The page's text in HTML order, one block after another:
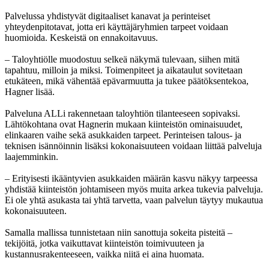
Palvelussa yhdistyvät digitaaliset kanavat ja perinteiset
yhteydenpitotavat, jotta eri käyttäjäryhmien tarpeet voidaan
huomioida. Keskeistä on ennakoitavuus.
– Taloyhtiölle muodostuu selkeä näkymä tulevaan, siihen mitä
tapahtuu, milloin ja miksi. Toimenpiteet ja aikataulut sovitetaan
etukäteen, mikä vähentää epävarmuutta ja tukee päätöksentekoa,
Hagner lisää.
Palveluna ALLi rakennetaan taloyhtiön tilanteeseen sopivaksi.
Lähtökohtana ovat Hagnerin mukaan kiinteistön ominaisuudet,
elinkaaren vaihe sekä asukkaiden tarpeet. Perinteisen talous- ja
teknisen isännöinnin lisäksi kokonaisuuteen voidaan liittää palveluja
laajemminkin.
– Erityisesti ikääntyvien asukkaiden määrän kasvu näkyy tarpeessa
yhdistää kiinteistön johtamiseen myös muita arkea tukevia palveluja.
Ei ole yhtä asukasta tai yhtä tarvetta, vaan palvelun täytyy mukautua
kokonaisuuteen.
Samalla mallissa tunnistetaan niin sanottuja sokeita pisteitä –
tekijöitä, jotka vaikuttavat kiinteistön toimivuuteen ja
kustannusrakenteeseen, vaikka niitä ei aina huomata.